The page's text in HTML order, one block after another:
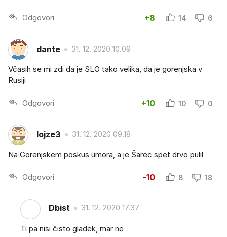
Odgovori +8 14 6
dante 31. 12. 2020 10.09
Včasih se mi zdi da je SLO tako velika, da je gorenjska v
Rusiji
Odgovori +10 10 0
lojze3 31. 12. 2020 09.18
Na Gorenjskem poskus umora, a je Šarec spet drvo pulil
Odgovori -10 8 18
Dbist 31. 12. 2020 17.37
Ti pa nisi čisto gladek, mar ne